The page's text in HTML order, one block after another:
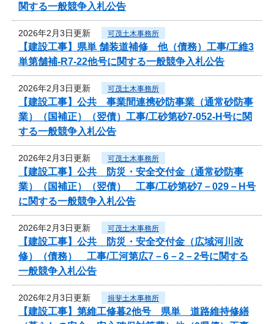
関する一般競争入札公告
2026年2月3日更新 可茂土木事務所
【建設工事】県単 舗装道補修 他（債務）工事/工維3
単第舗補-R7-22他号に関する一般競争入札公告
2026年2月3日更新 可茂土木事務所
【建設工事】公共 事業間連携砂防事業（通常砂防事
業）（国補正）（翌債）工事/工砂第砂7-052-H号に関
する一般競争入札公告
2026年2月3日更新 可茂土木事務所
【建設工事】公共 防災・安全交付金（通常砂防事
業）（国補正）（翌債） 工事/工砂第砂7－029－H号
に関する一般競争入札公告
2026年2月3日更新 可茂土木事務所
【建設工事】公共 防災・安全交付金（広域河川改
修）（債務） 工事/工河第広7－6－2－2号に関する
一般競争入札公告
2026年2月3日更新 揖斐土木事務所
【建設工事】第維工修暮2他号 県単 道路維持修繕